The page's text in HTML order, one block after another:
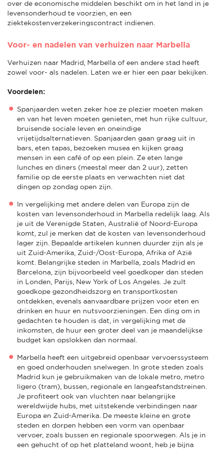
over de economische middelen beschikt om in het land in je
levensonderhoud te voorzien, en een
ziektekostenverzekeringscontract indienen.
Voor- en nadelen van verhuizen naar Marbella
Verhuizen naar Madrid, Marbella of een andere stad heeft
zowel voor- als nadelen. Laten we er hier een paar bekijken.
Voordelen:
Spanjaarden weten zeker hoe ze plezier moeten maken
en van het leven moeten genieten, met hun rijke cultuur,
bruisende sociale leven en oneindige
vrijetijdsalternatieven. Spanjaarden gaan graag uit in
bars, eten tapas, bezoeken musea en kijken graag
mensen in een café of op een plein. Ze eten lange
lunches en diners (meestal meer dan 2 uur), zetten
familie op de eerste plaats en verwachten niet dat
dingen op zondag open zijn.
In vergelijking met andere delen van Europa zijn de
kosten van levensonderhoud in Marbella redelijk laag. Als
je uit de Verenigde Staten, Australië of Noord-Europa
komt, zul je merken dat de kosten van levensonderhoud
lager zijn. Bepaalde artikelen kunnen duurder zijn als je
uit Zuid-Amerika, Zuid-/Oost-Europa, Afrika of Azië
komt. Belangrijke steden in Marbella, zoals Madrid en
Barcelona, zijn bijvoorbeeld veel goedkoper dan steden
in Londen, Parijs, New York of Los Angeles. Je zult
goedkope gezondheidszorg en transportkosten
ontdekken, evenals aanvaardbare prijzen voor eten en
drinken en huur en nutsvoorzieningen. Een ding om in
gedachten te houden is dat, in vergelijking met de
inkomsten, de huur een groter deel van je maandelijkse
budget kan opslokken dan normaal.
Marbella heeft een uitgebreid openbaar vervoerssysteem
en goed onderhouden snelwegen. In grote steden zoals
Madrid kun je gebruikmaken van de lokale metro, metro
ligero (tram), bussen, regionale en langeafstandstreinen.
Je profiteert ook van vluchten naar belangrijke
wereldwijde hubs, met uitstekende verbindingen naar
Europa en Zuid-Amerika. De meeste kleine en grote
steden en dorpen hebben een vorm van openbaar
vervoer, zoals bussen en regionale spoorwegen. Als je in
een gehucht of op het platteland woont, heb je bijna